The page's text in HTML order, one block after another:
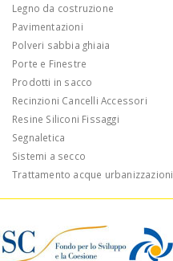
Legno da costruzione
Pavimentazioni
Polveri sabbia ghiaia
Porte e Finestre
Prodotti in sacco
Recinzioni Cancelli Accessori
Resine Siliconi Fissaggi
Segnaletica
Sistemi a secco
Trattamento acque urbanizzazioni